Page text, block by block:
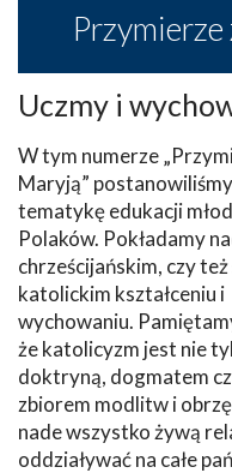
Uczmy i
W tym numerze
Maryją”
tematykę edukacji
Polaków. Pokładamy
chrześcijańskim, czy też
katolickim kształceniu i
wychowaniu.
że katolicyzm jest nie
doktryną, dogmatem
zbiorem modlitw i
nade wszystko żywą
oddziaływać na całe